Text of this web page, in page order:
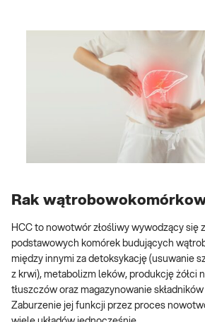
Rak
HCC to nowotwór złośliwy wywodzący się
podstawowych komórek budujących
między innymi za detoksykację (usuwanie
z krwi), metabolizm leków, produkcję żółci
tłuszczów oraz magazynowanie
Zaburzenie jej funkcji przez proces